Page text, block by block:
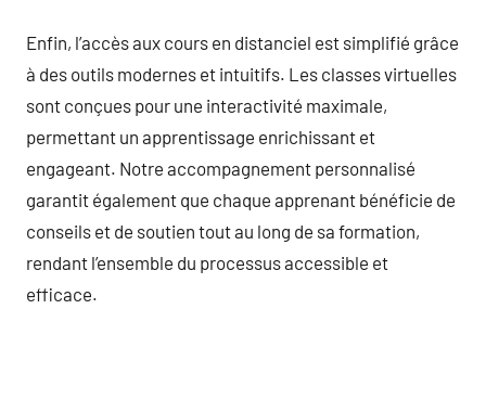
Enfin, l’accès aux cours en distanciel est simplifié grâce
à des outils modernes et intuitifs. Les classes virtuelles
sont conçues pour une interactivité maximale,
permettant un apprentissage enrichissant et
engageant. Notre accompagnement personnalisé
garantit également que chaque apprenant bénéficie de
conseils et de soutien tout au long de sa formation,
rendant l’ensemble du processus accessible et
efficace.